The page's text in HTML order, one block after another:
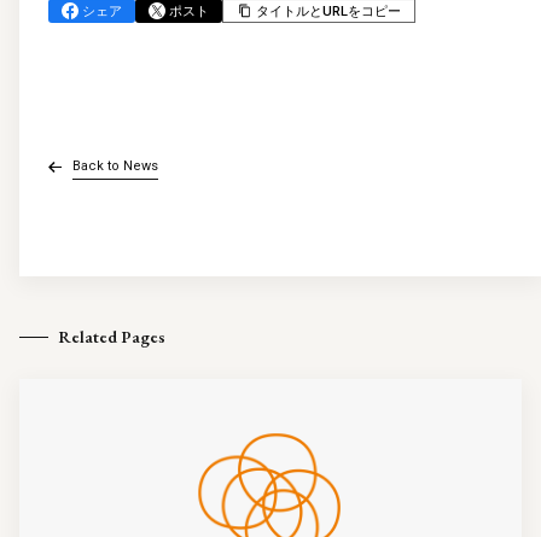
シェア ポスト タイトルとURLをコピー
Back to News
Related Pages